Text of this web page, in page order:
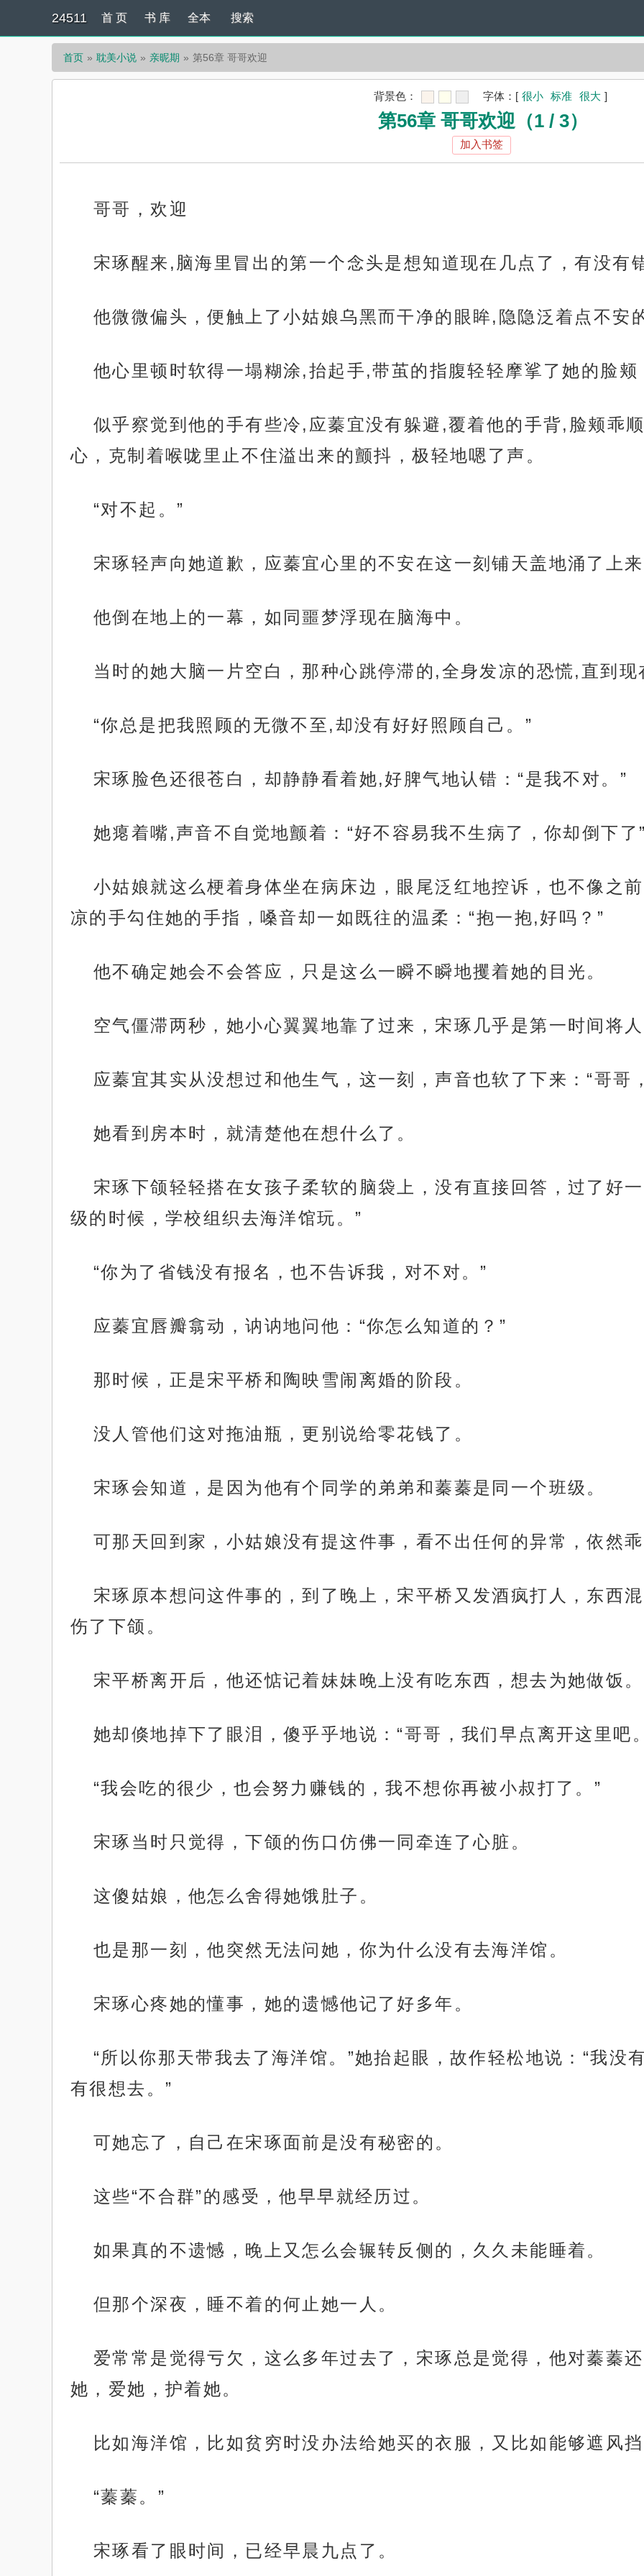
24511 首 页 书 库 全本 搜索
首页 耽美小说 亲昵期 第56章 哥哥欢迎
背景色： 字体： [ 很小 标准 很大 ]
第56章 哥哥欢迎（1 / 3）
加入书签
哥哥，欢迎
宋琢醒来,脑海里冒出的第一个念头是想知道现在几点了，有没有
他微微偏头，便触上了小姑娘乌黑而干净的眼眸,隐隐泛着点不安
他心里顿时软得一塌糊涂,抬起手,带茧的指腹轻轻摩挲了她的脸颊
似乎察觉到他的手有些冷,应蓁宜没有躲避,覆着他的手背,脸颊乖
心，克制着喉咙里止不住溢出来的颤抖，极轻地嗯了声。
“对不起。”
宋琢轻声向她道歉，应蓁宜心里的不安在这一刻铺天盖地涌了上
他倒在地上的一幕，如同噩梦浮现在脑海中。
当时的她大脑一片空白，那种心跳停滞的,全身发凉的恐慌,直到
“你总是把我照顾的无微不至,却没有好好照顾自己。”
宋琢脸色还很苍白，却静静看着她,好脾气地认错：“是我不对。”
她瘪着嘴,声音不自觉地颤着：“好不容易我不生病了，你却倒下了
小姑娘就这么梗着身体坐在病床边，眼尾泛红地控诉，也不像之
凉的手勾住她的手指，嗓音却一如既往的温柔：“抱一抱,好吗？”
他不确定她会不会答应，只是这么一瞬不瞬地攫着她的目光。
空气僵滞两秒，她小心翼翼地靠了过来，宋琢几乎是第一时间将
应蓁宜其实从没想过和他生气，这一刻，声音也软了下来：“哥哥
她看到房本时，就清楚他在想什么了。
宋琢下颌轻轻搭在女孩子柔软的脑袋上，没有直接回答，过了好
级的时候，学校组织去海洋馆玩。”
“你为了省钱没有报名，也不告诉我，对不对。”
应蓁宜唇瓣翕动，讷讷地问他：“你怎么知道的？”
那时候，正是宋平桥和陶映雪闹离婚的阶段。
没人管他们这对拖油瓶，更别说给零花钱了。
宋琢会知道，是因为他有个同学的弟弟和蓁蓁是同一个班级。
可那天回到家，小姑娘没有提这件事，看不出任何的异常，依然
宋琢原本想问这件事的，到了晚上，宋平桥又发酒疯打人，东西
伤了下颌。
宋平桥离开后，他还惦记着妹妹晚上没有吃东西，想去为她做饭。
她却倏地掉下了眼泪，傻乎乎地说：“哥哥，我们早点离开这里吧
“我会吃的很少，也会努力赚钱的，我不想你再被小叔打了。”
宋琢当时只觉得，下颌的伤口仿佛一同牵连了心脏。
这傻姑娘，他怎么舍得她饿肚子。
也是那一刻，他突然无法问她，你为什么没有去海洋馆。
宋琢心疼她的懂事，她的遗憾他记了好多年。
“所以你那天带我去了海洋馆。”她抬起眼，故作轻松地说：“我没
有很想去。”
可她忘了，自己在宋琢面前是没有秘密的。
这些“不合群”的感受，他早早就经历过。
如果真的不遗憾，晚上又怎么会辗转反侧的，久久未能睡着。
但那个深夜，睡不着的何止她一人。
爱常常是觉得亏欠，这么多年过去了，宋琢总是觉得，他对蓁蓁
她，爱她，护着她。
比如海洋馆，比如贫穷时没办法给她买的衣服，又比如能够遮风
“蓁蓁。”
宋琢看了眼时间，已经早晨九点了。